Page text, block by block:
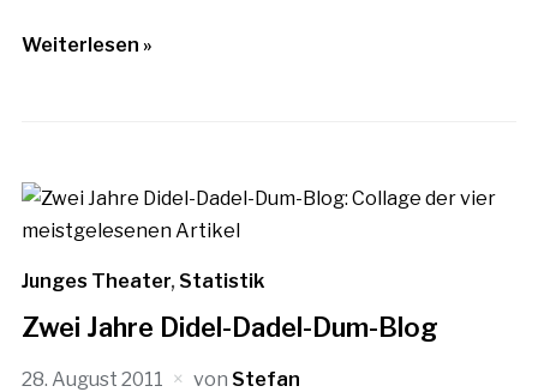
Weiterlesen »
Junges Theater, Statistik
Zwei Jahre Didel-Dadel-Dum-Blog
28. August 2011 von Stefan